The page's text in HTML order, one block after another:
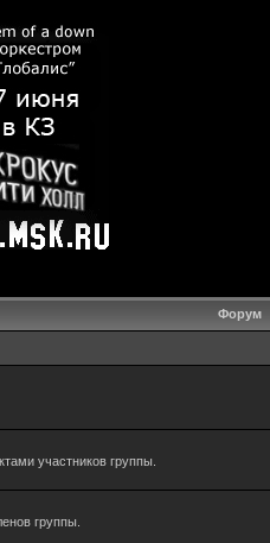
Форум
участников группы.
группы.